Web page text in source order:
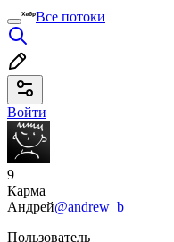
Все потоки
Войти
9
Карма
Андрей@andrew_b
Пользователь